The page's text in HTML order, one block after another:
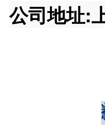
公司地址: